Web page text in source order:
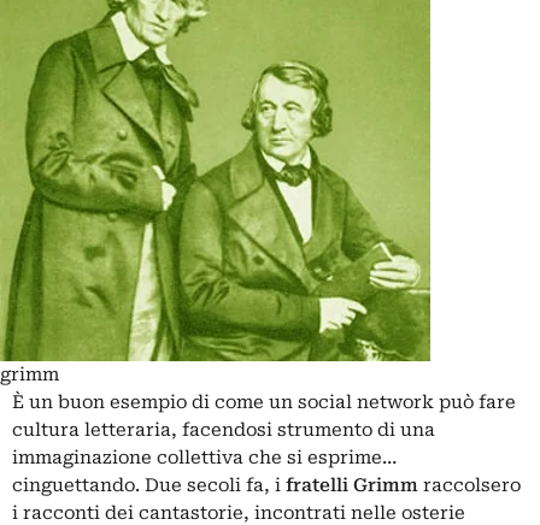
grimm
È un buon esempio di come un social network può fare
cultura letteraria, facendosi strumento di una
immaginazione collettiva che si esprime…
cinguettando. Due secoli fa, i fratelli Grimm raccolsero
i racconti dei cantastorie, incontrati nelle osterie